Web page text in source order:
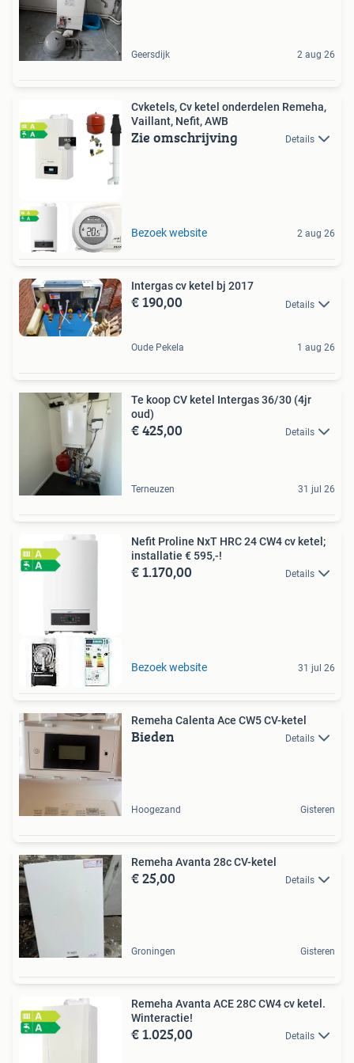
Geersdijk 2 aug 26
Cvketels, Cv ketel onderdelen Remeha,
Vaillant, Nefit, AWB
Zie omschrijving Details
Bezoek website 2 aug 26
Intergas cv ketel bj 2017
€ 190,00 Details
Oude Pekela 1 aug 26
Te koop CV ketel Intergas 36/30 (4jr
oud)
€ 425,00 Details
Terneuzen 31 jul 26
Nefit Proline NxT HRC 24 CW4 cv ketel;
installatie € 595,-!
€ 1.170,00 Details
Bezoek website 31 jul 26
Remeha Calenta Ace CW5 CV-ketel
Bieden Details
Hoogezand Gisteren
Remeha Avanta 28c CV-ketel
€ 25,00 Details
Groningen Gisteren
Remeha Avanta ACE 28C CW4 cv ketel.
Winteractie!
€ 1.025,00 Details